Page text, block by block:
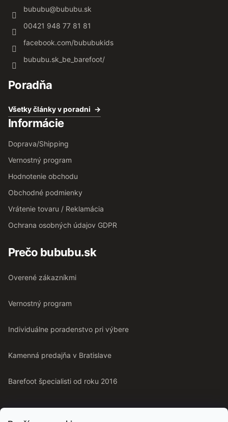
bububu@bububu.sk
00421 948 77 81 81
facebook.com/bububukids
bububu.sk_be_barefoot/
Poradňa
Všetky články v poradni
Informácie
Doprava/Shipping
Vernostný program
Hodnotenie obchodu
Obchodné podmienky
Vrátenie tovaru / Reklamácia
Ochrana osobných údajov GDPR
Prečo bububu.sk
Overené zákazníkmi
Vernostný program
Individuálne poradenstvo pri výbere
Kamenná predajňa v Bratislave
Barefoot špecialisti od roku 2016